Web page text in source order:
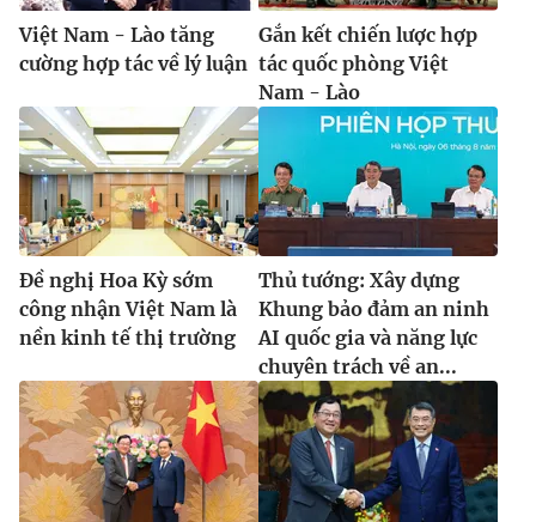
Việt Nam - Lào tăng
cường hợp tác về lý luận
Gắn kết chiến lược hợp
tác quốc phòng Việt
Nam - Lào
Đề nghị Hoa Kỳ sớm
công nhận Việt Nam là
nền kinh tế thị trường
Thủ tướng: Xây dựng
Khung bảo đảm an ninh
AI quốc gia và năng lực
chuyên trách về an...